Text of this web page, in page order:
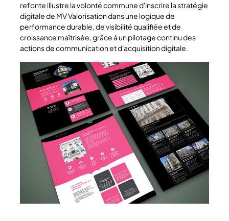
refonte illustre la volonté commune d'inscrire la stratégie
digitale de MV Valorisation dans une logique de
performance durable, de visibilité qualifiée et de
croissance maîtrisée, grâce à un pilotage continu des
actions de communication et d'acquisition digitale.